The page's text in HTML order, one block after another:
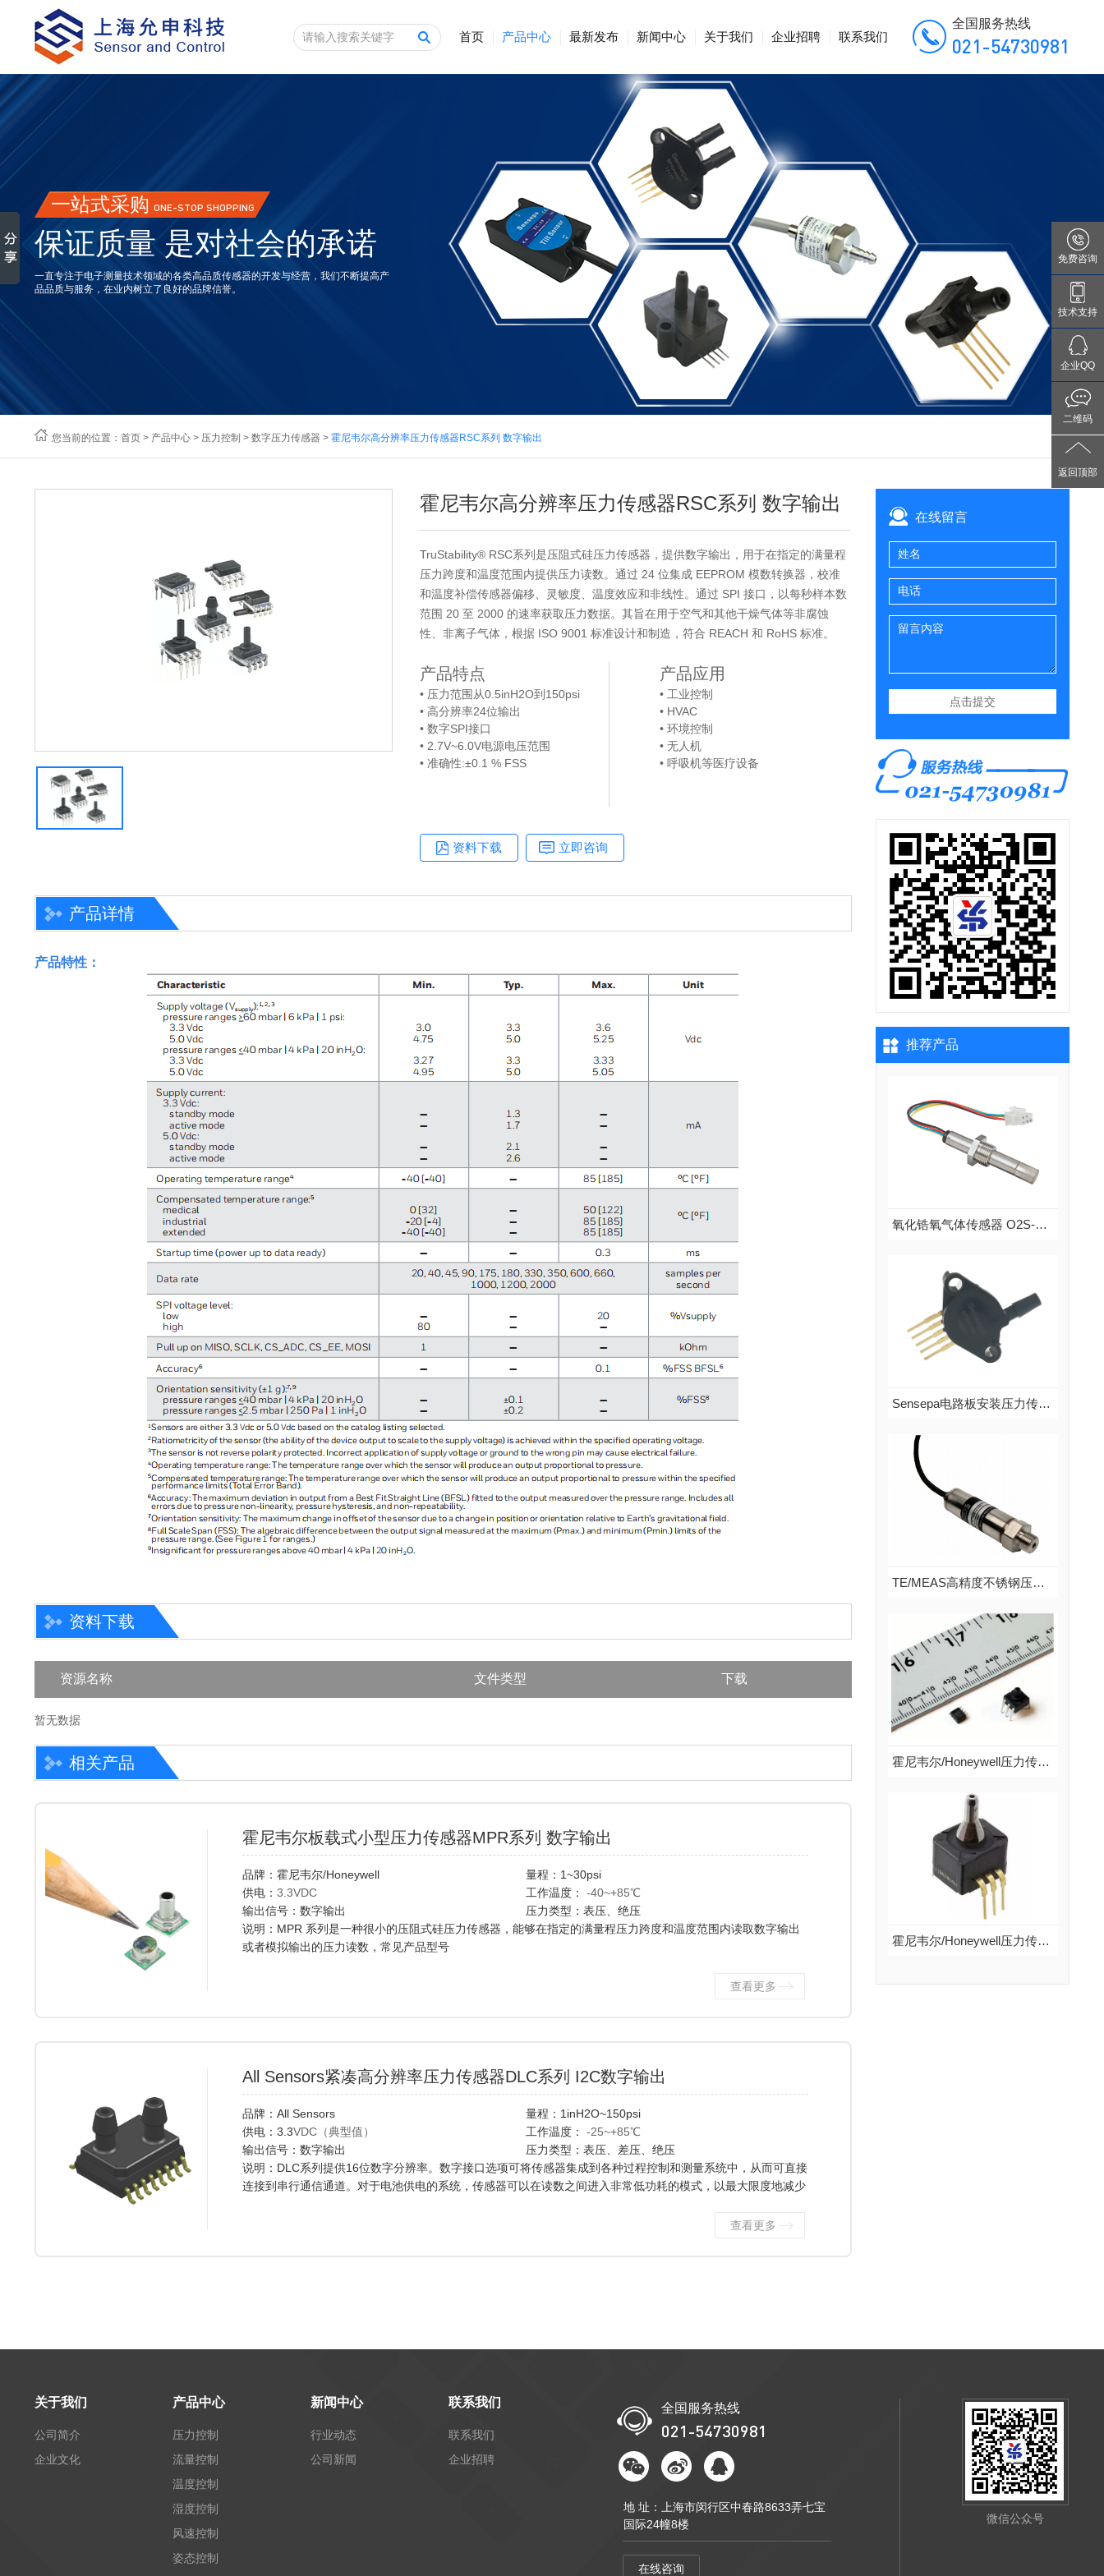
首页 产品中心 最新发布 新闻中心 关于我们 企业招聘 联系我们
全国服务热线
021-54730981
一站式采购 ONE-STOP SHOPPING
保证质量 是对社会的承诺
一直专注于电子测量技术领域的各类高品质传感器的开发与经营，我们不断提高产
品品质与服务，在业内树立了良好的品牌信誉。
您当前的位置： 首页 > 产品中心 > 压力控制 > 数字压力传感器 > 霍尼韦尔高分辨率压力传感器RSC系列 数字输出
霍尼韦尔高分辨率压力传感器RSC系列 数字输出
TruStability® RSC系列是压阻式硅压力传感器，提供数字输出，用于在指定的满量程
压力跨度和温度范围内提供压力读数。通过 24 位集成 EEPROM 模数转换器，校准
和温度补偿传感器偏移、灵敏度、温度效应和非线性。通过 SPI 接口，以每秒样本数
范围 20 至 2000 的速率获取压力数据。其旨在用于空气和其他干燥气体等非腐蚀
性、非离子气体，根据 ISO 9001 标准设计和制造，符合 REACH 和 RoHS 标准。
产品特点
• 压力范围从0.5inH2O到150psi
• 高分辨率24位输出
• 数字SPI接口
• 2.7V~6.0V电源电压范围
• 准确性:±0.1 % FSS
产品应用
• 工业控制
• HVAC
• 环境控制
• 无人机
• 呼吸机等医疗设备
资料下载 立即咨询
产品详情
产品特性：
资料下载
资源名称 文件类型 下载
暂无数据
相关产品
霍尼韦尔板载式小型压力传感器MPR系列 数字输出
品牌：霍尼韦尔/Honeywell
量程：1~30psi
供电： 3.3VDC 工作温度：
-40~+85℃
输出信号：数字输出
压力类型：表压、绝压
说明：MPR 系列是一种很小的压阻式硅压力传感器，能够在指定的满量程压力跨度和温度范围内读取数字输出
或者模拟输出的压力读数， 常见产品型号
查看更多
All Sensors紧凑高分辨率压力传感器DLC系列 I2C数字输出
品牌：All Sensors
量程：1inH2O~150psi
供电：3.3VDC（典型值） 工作温度：
-25~+85℃
输出信号：数字输出
压力类型：表压、差压、绝压
说明：DLC系列提供16位数字分辨率。数字接口选项可将传感器集成到各种过程控制和测量系统中，从而可直接
连接到串行通信通道。对于电池供电的系统，传感器可以在读数之间进入非常低功耗的模式，以最大限度地减少
查看更多
在线留言
推荐产品
氧化锆氧气体传感器 O2S-FR-T2-18C 螺纹探头
品牌：SST
说明：英国SST棒式氧化锆氧气传感器O2S-FR-T2-18C,氧压范围：2mbar-3bar，氧化锆检测元件，非消耗型技术...
Sensepa电路板安装压力传感器SPRA系列（绝压型）
TE/MEAS高精度不锈钢压力变送器US381系列 表压型
品牌：TE/MEAS
说明：US300系列超稳压力传感器采用不锈钢隔离式小型结构，具有较宽的量程范围和多种输出信号。该传感器结合了MEAS的固态超稳定技术，可以在较宽温度范围内具有良...
查看更多
霍尼韦尔/Honeywell压力传感器HPX系列 绝压型
查看更多
霍尼韦尔/Honeywell压力传感器40PC系列
关于我们
公司简介
企业文化
产品中心
压力控制
流量控制
温度控制
湿度控制
风速控制
姿态控制
新闻中心
行业动态
公司新闻
联系我们
联系我们
企业招聘
全国服务热线
021-54730981
地 址：上海市闵行区中春路8633弄七宝
国际24幢8楼
在线咨询
微信公众号
免费咨询
技术支持
企业QQ
二维码
返回顶部